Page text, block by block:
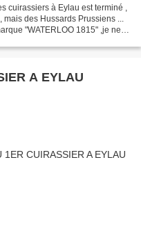
cuirassiers à Eylau est terminé ,
des Hussards Prussiens ...
"WATERLOO 1815" ,je ne
A EYLAU